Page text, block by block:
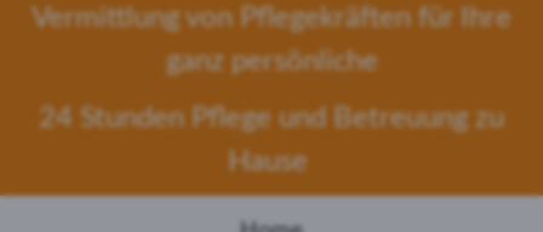
Vermittlung von Pflegekräften für Ihre
ganz persönliche
24 Stunden Pflege und Betreuung zu
Hause